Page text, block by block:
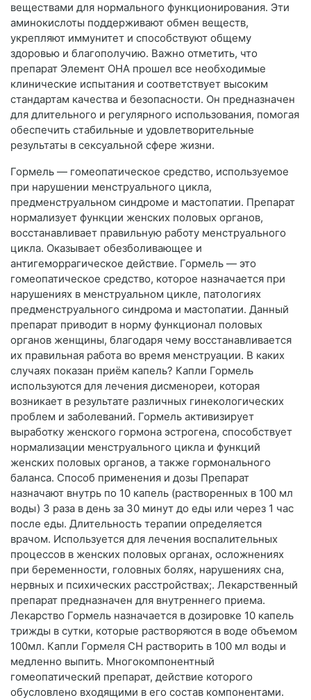
веществами для нормального функционирования. Эти
аминокислоты поддерживают обмен веществ,
укрепляют иммунитет и способствуют общему
здоровью и благополучию. Важно отметить, что
препарат Элемент ОНА прошел все необходимые
клинические испытания и соответствует высоким
стандартам качества и безопасности. Он предназначен
для длительного и регулярного использования, помогая
обеспечить стабильные и удовлетворительные
результаты в сексуальной сфере жизни.
Гормель — гомеопатическое средство, используемое
при нарушении менструального цикла,
предменструальном синдроме и мастопатии. Препарат
нормализует функции женских половых органов,
восстанавливает правильную работу менструального
цикла. Оказывает обезболивающее и
антигеморрагическое действие. Гормель — это
гомеопатическое средство, которое назначается при
нарушениях в менструальном цикле, патологиях
предменструального синдрома и мастопатии. Данный
препарат приводит в норму функционал половых
органов женщины, благодаря чему восстанавливается
их правильная работа во время менструации. В каких
случаях показан приём капель? Капли Гормель
используются для лечения дисменореи, которая
возникает в результате различных гинекологических
проблем и заболеваний. Гормель активизирует
выработку женского гормона эстрогена, способствует
нормализации менструального цикла и функций
женских половых органов, а также гормонального
баланса. Способ применения и дозы Препарат
назначают внутрь по 10 капель (растворенных в 100 мл
воды) 3 раза в день за 30 минут до еды или через 1 час
после еды. Длительность терапии определяется
врачом. Используется для лечения воспалительных
процессов в женских половых органах, осложнениях
при беременности, головных болях, нарушениях сна,
нервных и психических расстройствах;. Лекарственный
препарат предназначен для внутреннего приема.
Лекарство Гормель назначается в дозировке 10 капель
трижды в сутки, которые растворяются в воде объемом
100мл. Капли Гормеля СН растворить в 100 мл воды и
медленно выпить. Многокомпонентный
гомеопатический препарат, действие которого
обусловлено входящими в его состав компонентами.